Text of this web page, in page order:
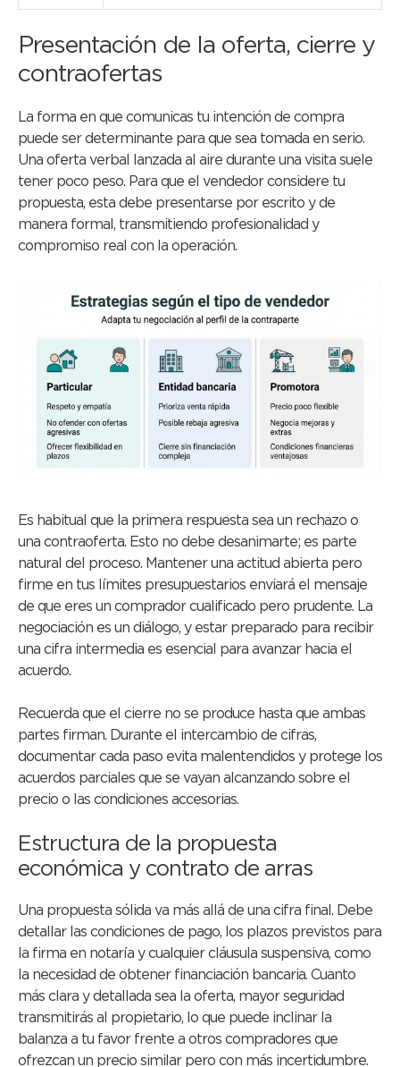
Presentación de la oferta, cierre y
contraofertas
La forma en que comunicas tu intención de compra
puede ser determinante para que sea tomada en serio.
Una oferta verbal lanzada al aire durante una visita suele
tener poco peso. Para que el vendedor considere tu
propuesta, esta debe presentarse por escrito y de
manera formal, transmitiendo profesionalidad y
compromiso real con la operación.
Es habitual que la primera respuesta sea un rechazo o
una contraoferta. Esto no debe desanimarte; es parte
natural del proceso. Mantener una actitud abierta pero
firme en tus límites presupuestarios enviará el mensaje
de que eres un comprador cualificado pero prudente. La
negociación es un diálogo, y estar preparado para recibir
una cifra intermedia es esencial para avanzar hacia el
acuerdo.
Recuerda que el cierre no se produce hasta que ambas
partes firman. Durante el intercambio de cifras,
documentar cada paso evita malentendidos y protege los
acuerdos parciales que se vayan alcanzando sobre el
precio o las condiciones accesorias.
Estructura de la propuesta
económica y contrato de arras
Una propuesta sólida va más allá de una cifra final. Debe
detallar las condiciones de pago, los plazos previstos para
la firma en notaría y cualquier cláusula suspensiva, como
la necesidad de obtener financiación bancaria. Cuanto
más clara y detallada sea la oferta, mayor seguridad
transmitirás al propietario, lo que puede inclinar la
balanza a tu favor frente a otros compradores que
ofrezcan un precio similar pero con más incertidumbre.